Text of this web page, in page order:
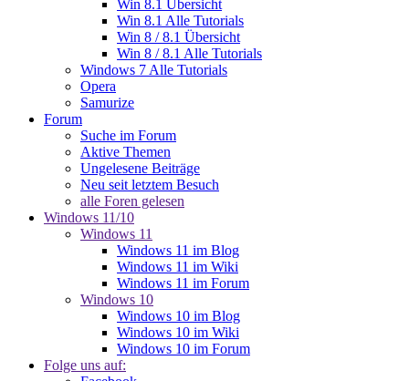
Win 8.1 Übersicht
Win 8.1 Alle Tutorials
Win 8 / 8.1 Übersicht
Win 8 / 8.1 Alle Tutorials
Windows 7 Alle Tutorials
Opera
Samurize
Forum
Suche im Forum
Aktive Themen
Ungelesene Beiträge
Neu seit letztem Besuch
alle Foren gelesen
Windows 11/10
Windows 11
Windows 11 im Blog
Windows 11 im Wiki
Windows 11 im Forum
Windows 10
Windows 10 im Blog
Windows 10 im Wiki
Windows 10 im Forum
Folge uns auf: